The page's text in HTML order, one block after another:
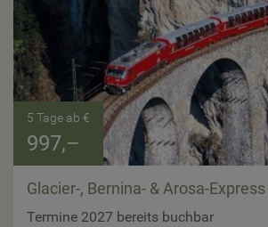
5 Tage ab €
997,–
Glacier-, Bernina- & Arosa-Express
Termine 2027 bereits buchbar